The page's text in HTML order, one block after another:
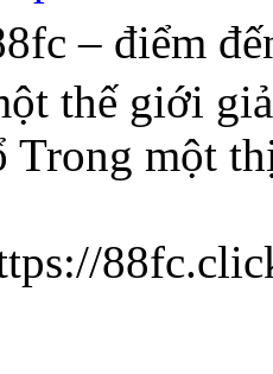
– điểm
thế giới
Trong một